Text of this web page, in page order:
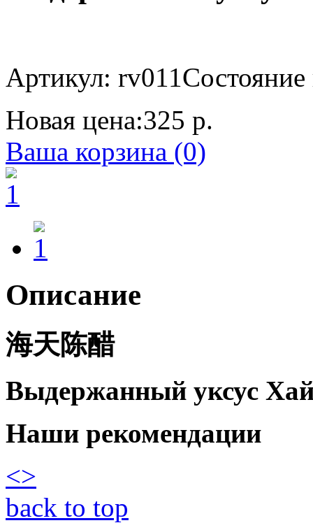
Артикул: rv011Состояние
Новая цена:325 р.
Ваша корзина (0)
Описание
海天陈醋
Выдержанный уксус
Наши рекомендации
<>
back to top